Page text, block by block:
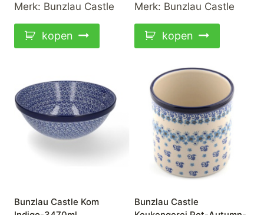
Merk: Bunzlau Castle
kopen
Merk: Bunzlau Castle
kopen
Bunzlau Castle Kom
Bunzlau Castle